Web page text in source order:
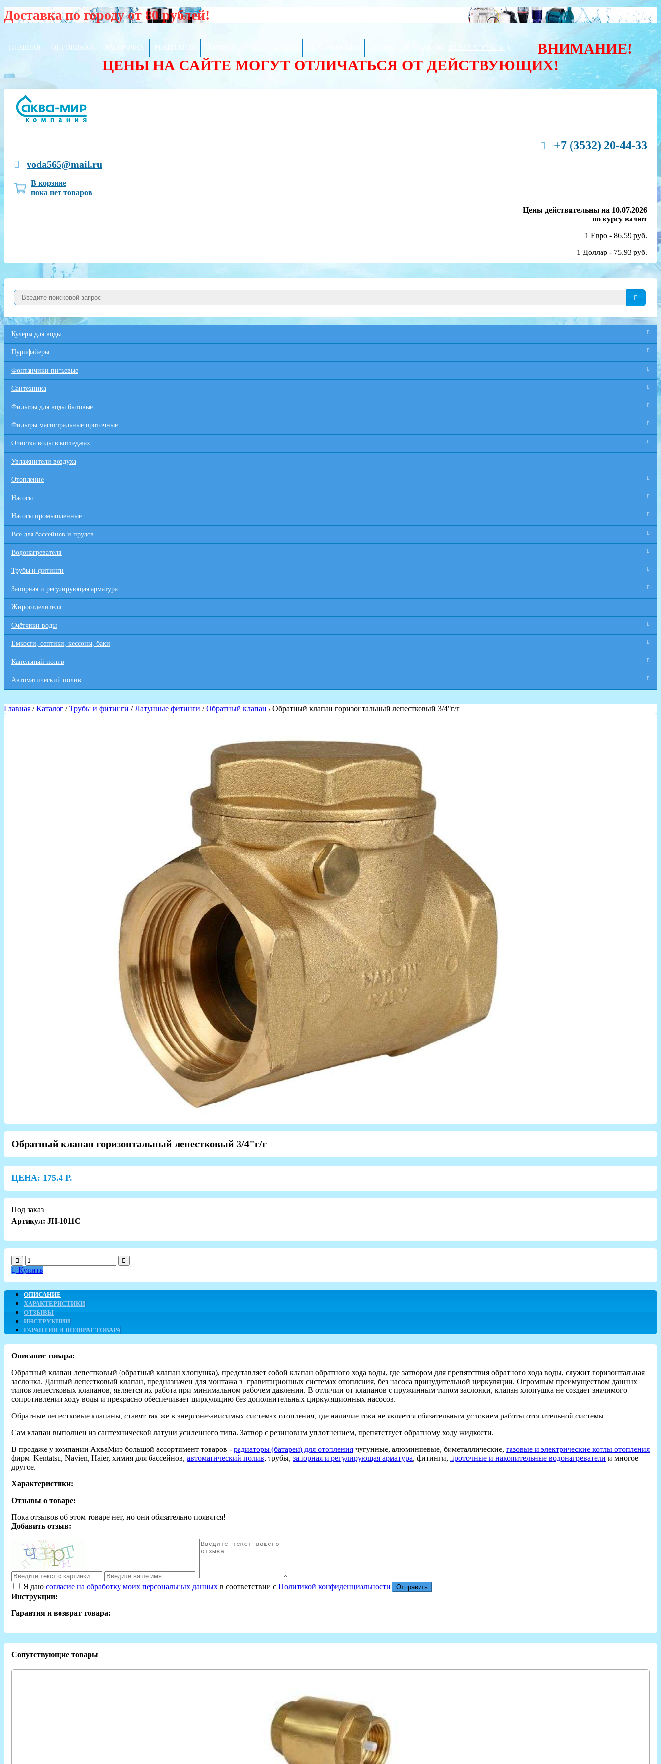
Доставка по городу от 80 рублей!
ГЛАВНАЯ ОПТОВИКАМ РАССРОЧКА РЕКВИЗИТЫ ВАЛЮТА: РУБЛЬ
ВНИМАНИЕ!
ЦЕНЫ НА САЙТЕ МОГУТ ОТЛИЧАТЬСЯ ОТ ДЕЙСТВУЮЩИХ!
+7 (3532) 20-44-33
voda565@mail.ru
В корзине
пока нет товаров
Цены действительны на 10.07.2026
по курсу валют
1 Евро - 86.59 руб.
1 Доллар - 75.93 руб.
Кулеры для воды
Пурифайеры
Фонтанчики питьевые
Сантехника
Фильтры для воды бытовые
Фильтры магистральные проточные
Очистка воды в коттеджах
Увлажнители воздуха
Отопление
Насосы
Насосы промышленные
Все для бaссейнов и прудов
Водонагреватели
Трубы и фитинги
Запорная и регулирующая арматура
Жироотделители
Счётчики воды
Емкости, септики, кессоны, баки
Капельный полив
Автоматический полив
Главная /Каталог /Трубы и фитинги /Латунные фитинги /Обратный клапан / Обратный клапан горизонтальный лепестковый 3/4"г/г
Обратный клапан горизонтальный лепестковый 3/4"г/г
ЦЕНА: 175.4 Р.
Под заказ
Артикул: JH-1011C
Купить
ОПИСАНИЕ
ХАРАКТЕРИСТИКИ
ОТЗЫВЫ
ИНСТРУКЦИИ
ГАРАНТИЯ И ВОЗВРАТ ТОВАРА
Описание товара:
Обратный клапан лепестковый (обратный клапан хлопушка), представляет собой клапан обратного хода воды, где затвором для препятствия обратного хода воды, служит горизонтальная
заслонка. Данный лепестковый клапан, предназначен для монтажа в гравитационных системах отопления, без насоса принудительной циркуляции. Огромным преимуществом данных
типов лепестковых клапанов, является их работа при минимальном рабочем давлении. В отличии от клапанов с пружинным типом заслонки, клапан хлопушка не создает значимого
сопротивления ходу воды и прекрасно обеспечивает циркуляцию без дополнительных циркуляционных насосов.
Обратные лепестковые клапаны, ставят так же в энергонезависимых системах отопления, где наличие тока не является обязательным условием работы отопительной системы.
Сам клапан выполнен из сантехнической латуни усиленного типа. Затвор с резиновым уплотнением, препятствует обратному ходу жидкости.
В продаже у компании АкваМир большой ассортимент товаров - радиаторы (батареи) для отопления чугунные, алюминиевые, биметаллические, газовые и электрические котлы отопления
фирм Kentatsu, Navien, Haier, химия для бассейнов, автоматический полив, трубы, запорная и регулирующая арматура, фитинги, проточные и накопительные водонагреватели и многое
другое.
Характеристики:
Отзывы о товаре:
Пока отзывов об этом товаре нет, но они обязательно появятся!
Добавить отзыв:
Я даю согласие на обработку моих персональных данных в соответствии с Политикой конфиденциальности Отправить
Инструкции:
Гарантия и возврат товара:
Сопутствующие товары